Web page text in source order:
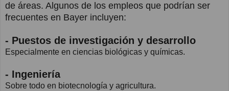
de áreas. Algunos de los empleos que podrían ser
frecuentes en Bayer incluyen:
- Puestos de investigación y desarrollo
Especialmente en ciencias biológicas y químicas.
- Ingeniería
Sobre todo en biotecnología y agricultura.